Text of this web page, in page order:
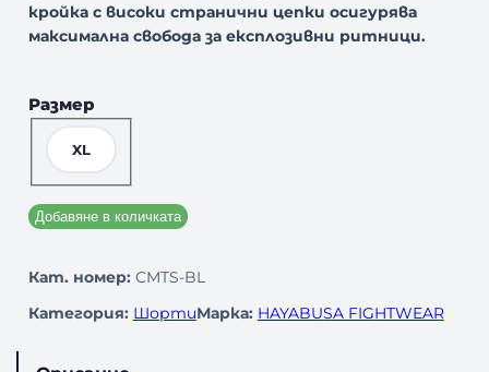
кройка с високи странични цепки осигурява
максимална свобода за експлозивни ритници.
Размер
XL
Добавяне в количката
Кат. номер: CMTS-BL
Категория: ШортиМарка: HAYABUSA FIGHTWEAR